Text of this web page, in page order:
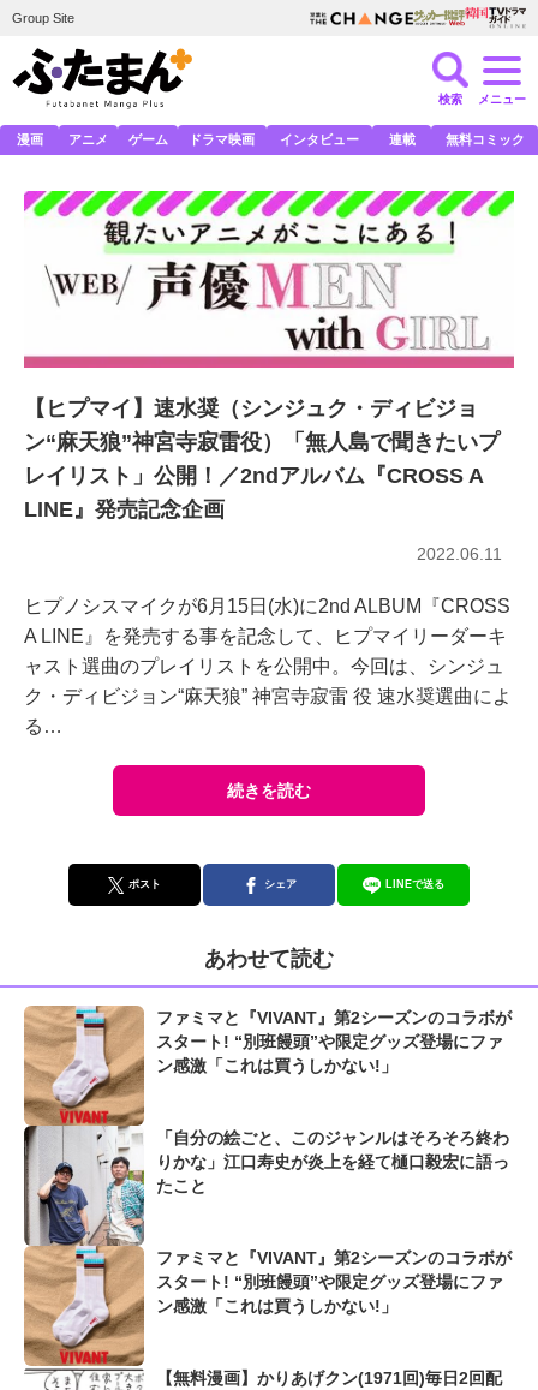
Group Site
検索 メニュー
漫画 アニメ ゲーム ドラマ映画 インタビュー 連載 無料コミック
【ヒプマイ】速水奨（シンジュク・ディビジョ
ン“麻天狼”神宮寺寂雷役）「無人島で聞きたいプ
レイリスト」公開！／2ndアルバム『CROSS A
LINE』発売記念企画
2022.06.11
ヒプノシスマイクが6月15日(水)に2nd ALBUM『CROSS
A LINE』を発売する事を記念して、ヒプマイリーダーキ
ャスト選曲のプレイリストを公開中。今回は、シンジュ
ク・ディビジョン“麻天狼” 神宮寺寂雷 役 速水奨選曲によ
る…
続きを読む
ポスト シェア LINEで送る
あわせて読む
ファミマと『VIVANT』第2シーズンのコラボが
スタート! “別班饅頭”や限定グッズ登場にファ
ン感激「これは買うしかない!」
「自分の絵ごと、このジャンルはそろそろ終わ
りかな」江口寿史が炎上を経て樋口毅宏に語っ
たこと
ファミマと『VIVANT』第2シーズンのコラボが
スタート! “別班饅頭”や限定グッズ登場にファ
ン感激「これは買うしかない!」
【無料漫画】かりあげクン(1971回)毎日2回配